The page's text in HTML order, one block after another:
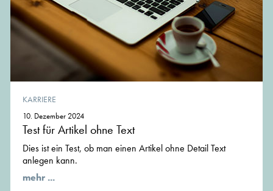
KARRIERE
10. Dezember 2024
Test für Artikel ohne Text
Dies ist ein Test, ob man einen Artikel ohne Detail Text
anlegen kann.
mehr ...